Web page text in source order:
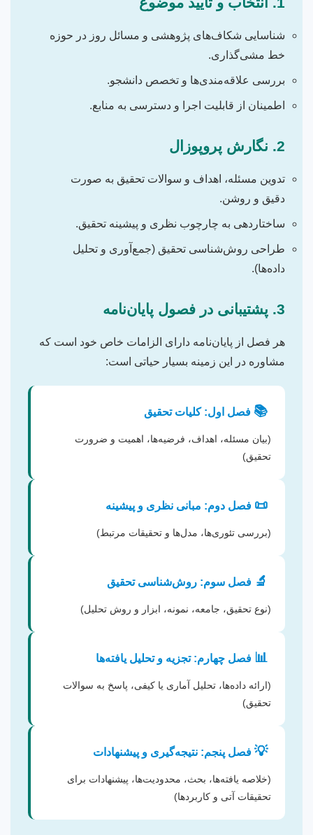
شناسایی شکاف‌های پژوهشی و مسائل روز در حوزه
خط مشی‌گذاری.
بررسی علاقه‌مندی‌ها و تخصص دانشجو.
اطمینان از قابلیت اجرا و دسترسی به منابع.
2. نگارش پروپوزال
تدوین مسئله، اهداف و سوالات تحقیق به صورت
دقیق و روشن.
ساختاردهی به چارچوب نظری و پیشینه تحقیق.
طراحی روش‌شناسی تحقیق (جمع‌آوری و تحلیل
داده‌ها).
3. پشتیبانی در فصول پایان‌نامه
هر فصل از پایان‌نامه دارای الزامات خاص خود است که
مشاوره در این زمینه بسیار حیاتی است:
📚 فصل اول: کلیات تحقیق
(بیان مسئله، اهداف، فرضیه‌ها، اهمیت و ضرورت
تحقیق)
📜 فصل دوم: مبانی نظری و پیشینه
(بررسی تئوری‌ها، مدل‌ها و تحقیقات مرتبط)
🔬 فصل سوم: روش‌شناسی تحقیق
(نوع تحقیق، جامعه، نمونه، ابزار و روش تحلیل)
📊 فصل چهارم: تجزیه و تحلیل یافته‌ها
(ارائه داده‌ها، تحلیل آماری یا کیفی، پاسخ به سوالات
تحقیق)
💡 فصل پنجم: نتیجه‌گیری و پیشنهادات
(خلاصه یافته‌ها، بحث، محدودیت‌ها، پیشنهادات برای
تحقیقات آتی و کاربردها)